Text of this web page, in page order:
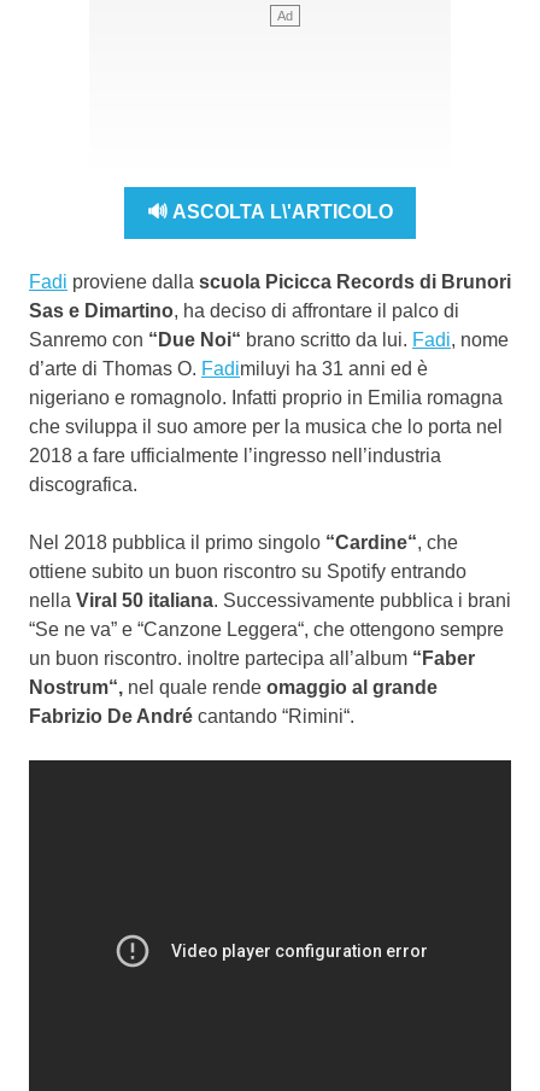
🔊 ASCOLTA L\'ARTICOLO
Fadi proviene dalla scuola Picicca Records di Brunori
Sas e Dimartino, ha deciso di affrontare il palco di
Sanremo con “Due Noi“ brano scritto da lui. Fadi, nome
d’arte di Thomas O. Fadimiluyi ha 31 anni ed è
nigeriano e romagnolo. Infatti proprio in Emilia romagna
che sviluppa il suo amore per la musica che lo porta nel
2018 a fare ufficialmente l’ingresso nell’industria
discografica.
Nel 2018 pubblica il primo singolo “Cardine“, che
ottiene subito un buon riscontro su Spotify entrando
nella Viral 50 italiana. Successivamente pubblica i brani
“Se ne va” e “Canzone Leggera“, che ottengono sempre
un buon riscontro. inoltre partecipa all’album “Faber
Nostrum“, nel quale rende omaggio al grande
Fabrizio De André cantando “Rimini“.